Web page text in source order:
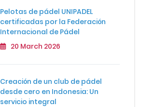
Pelotas de pádel UNIPADEL
certificadas por la Federación
Internacional de Pádel
20 March 2026
Creación de un club de pádel
desde cero en Indonesia: Un
servicio integral